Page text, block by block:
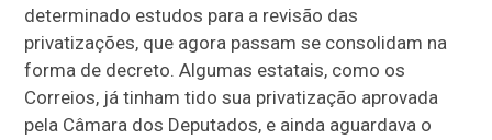
determinado estudos para a revisão das
privatizações, que agora passam se consolidam na
forma de decreto. Algumas estatais, como os
Correios, já tinham tido sua privatização aprovada
pela Câmara dos Deputados, e ainda aguardava o